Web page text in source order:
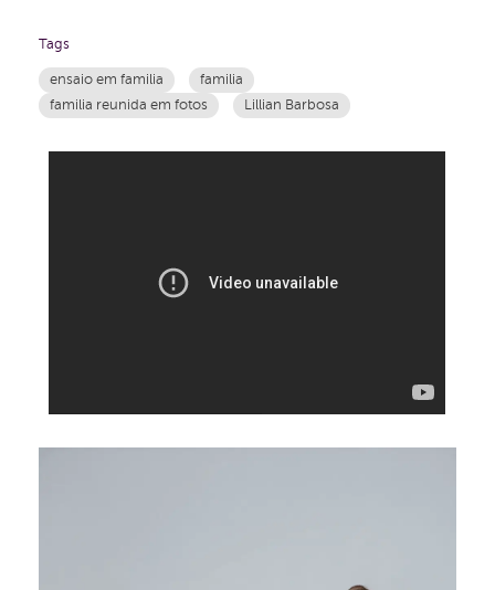
Tags
ensaio em familia
familia
familia reunida em fotos
Lillian Barbosa